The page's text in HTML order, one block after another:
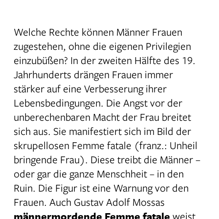
aufgekommen, die rasch eine
wachsende Anhängerschaft fanden.
Jedoch stoßen diese
Emanzipationsbestrebungen auf
erheblichen Widerstand, da sie das
männliche Machtmonopol und somit
einen gesellschaftlichen Grundpfeiler
infrage stellen.
Welche Rechte können Männer Frauen
zugestehen, ohne die eigenen Privilegien
einzubüßen? In der zweiten Hälfte des 19.
Jahrhunderts drängen Frauen immer
stärker auf eine Verbesserung ihrer
Lebensbedingungen. Die Angst vor der
unberechenbaren Macht der Frau breitet
sich aus. Sie manifestiert sich im Bild der
skrupellosen Femme fatale (franz.: Unheil
bringende Frau). Diese treibt die Männer –
oder gar die ganze Menschheit – in den
Ruin. Die Figur ist eine Warnung vor den
Frauen. Auch Gustav Adolf Mossas
männermordende Femme fatale weist